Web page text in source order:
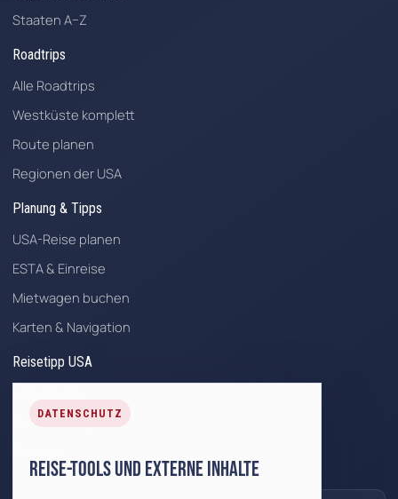
Staaten A–Z
Roadtrips
Alle Roadtrips
Westküste komplett
Route planen
Regionen der USA
Planung & Tipps
USA-Reise planen
ESTA & Einreise
Mietwagen buchen
Karten & Navigation
Reisetipp USA
Roadtrip Blog
DATENSCHUTZ
Reise-Tools und externe Inhalte